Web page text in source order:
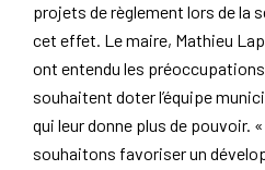
projets de règlement lors de la
cet effet. Le maire, Mathieu
ont entendu les
souhaitent doter l’équipe
qui leur donne plus de pouvoir.
souhaitons favoriser un